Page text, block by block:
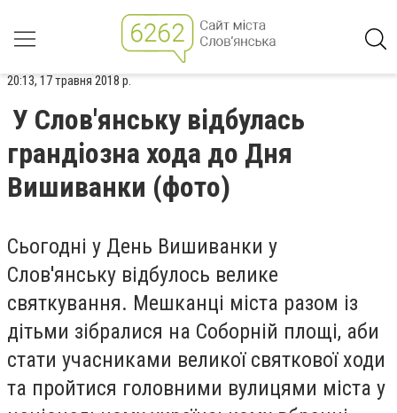
20:13, 17 травня 2018 р.
У Слов'янську відбулась
грандіозна хода до Дня
Вишиванки (фото)
Сьогодні у День Вишиванки у
Слов'янську відбулось велике
святкування. Мешканці міста разом із
дітьми зібралися на Соборній площі, аби
стати учасниками великої святкової ходи
та пройтися головними вулицями міста у